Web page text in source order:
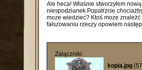
Ale heca! Właśnie stworzyłem
niespodzianek.Popatrzcie
moze wiedzieć? Ktoś moze
fałszowaniu rzeczy opowiem
Załączniki:
kopia.jpg